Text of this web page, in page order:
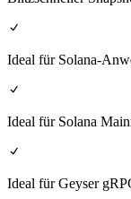
Ideal für Solana-
Ideal für Solana
Ideal für Geyser